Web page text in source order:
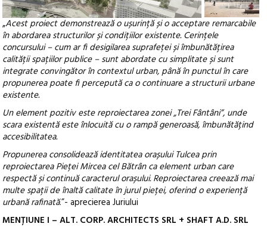
„Acest proiect demonstrează o ușurință și o acceptare remarcabile
în abordarea structurilor și condițiilor existente. Cerințele
concursului – cum ar fi desigilarea suprafeței și îmbunătățirea
calității spațiilor publice – sunt abordate cu simplitate și sunt
integrate convingător în contextul urban, până în punctul în care
propunerea poate fi percepută ca o continuare a structurii urbane
existente.
Un element pozitiv este reproiectarea zonei „Trei Fântâni”, unde
scara existentă este înlocuită cu o rampă generoasă, îmbunătățind
accesibilitatea.
Propunerea consolidează identitatea orașului Tulcea prin
reproiectarea Pieței Mircea cel Bătrân ca element urban care
respectă și continuă caracterul orașului. Reproiectarea creează mai
multe spații de înaltă calitate în jurul pieței, oferind o experiență
urbană rafinată.”- aprecierea Juriului
MENȚIUNE I – ALT. CORP. ARCHITECTS SRL + SHAFT A.D. SRL